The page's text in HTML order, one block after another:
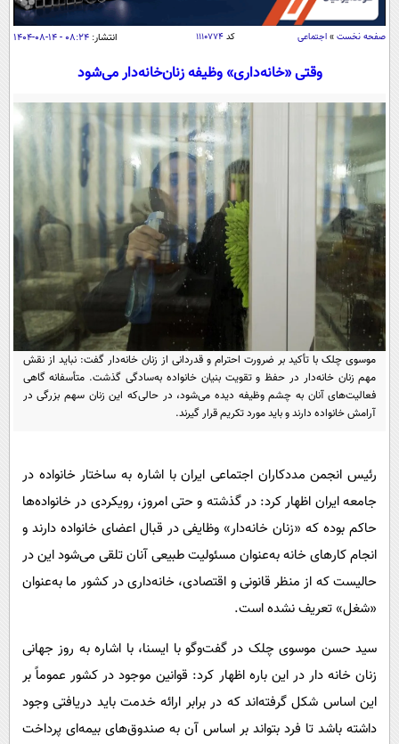
اقتصاد
اقتصادی
جامعه
حوادث
سلامت
یک برش دانایی
محیط زیست
سفر و تفریح
بین الملل
سیاست خارجی
فرهنگ و هنر
علم و دانش
فناوری و It
علمی
اخبار کریپتو
قرآن
گوناگون
سرگرمی
باشگاه مغز
مجله تصویری سلاح
فیلم
اقتصاد
ورزش
سیاست
سرگرمی
گوناگون
حوادث
محیط زیست
بین الملل
اجتماعی
حیات وحش
سیاست خارجی
عصر ایران 2
خواندنی ها و دیدنی ها
داستان کوتاه
پیامک
آشپزی
دانلود
آموزش زبان
صفحه نخست » اجتماعی کد۱۱۱۰۷۷۴ انتشار: ۰۸:۲۴ - ۱۴-۰۸-۱۴۰۴
وقتی «خانه‌داری» وظیفه زنان‌خانه‌دار می‌شود
موسوی چلک با تأکید بر ضرورت احترام و قدردانی از زنان خانه‌دار گفت: نباید از نقش
مهم زنان خانه‌دار در حفظ و تقویت بنیان خانواده به‌سادگی گذشت. متأسفانه گاهی
فعالیت‌های آنان به چشم وظیفه دیده می‌شود، در حالی‌که این زنان سهم بزرگی در
آرامش خانواده دارند و باید مورد تکریم قرار گیرند.
رئیس انجمن مددکاران اجتماعی ایران با اشاره به ساختار خانواده در
جامعه ایران اظهار کرد: در گذشته و حتی امروز، رویکردی در خانواده‌ها
حاکم بوده که «زنان خانه‌دار» وظایفی در قبال اعضای خانواده دارند و
انجام کارهای خانه به‌عنوان مسئولیت طبیعی آنان تلقی می‌شود این در
حالیست که از منظر قانونی و اقتصادی، خانه‌داری در کشور ما به‌عنوان
«شغل» تعریف نشده است.
سید حسن موسوی چلک در گفت‌وگو با ایسنا، با اشاره به روز جهانی
زنان خانه دار در این باره اظهار کرد: قوانین موجود در کشور عموماً بر
این اساس شکل گرفته‌اند که در برابر ارائه خدمت باید دریافتی وجود
داشته باشد تا فرد بتواند بر اساس آن به صندوق‌های بیمه‌ای پرداخت